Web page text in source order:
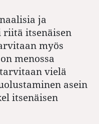
ja
riitä itsenäisen
myös
menossa
vielä
asein
itsenäisen